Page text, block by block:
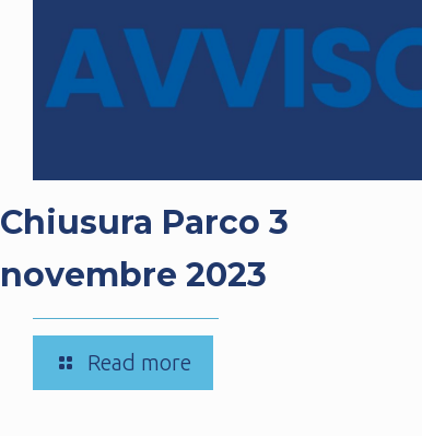
Chiusura Parco 3
novembre 2023
Read more-
Chiusura